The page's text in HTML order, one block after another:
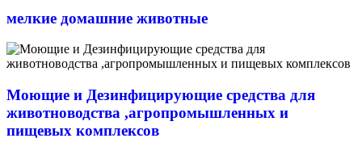
мелкие домашние животные
Моющие и Дезинфицирующие средства для
животноводства ,агропромышленных и
пищевых комплексов